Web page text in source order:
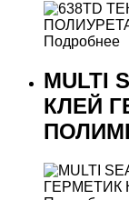
Подробнее
MULTI
КЛЕЙ